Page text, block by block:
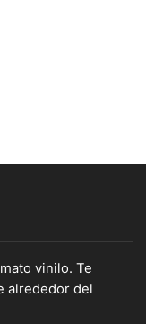
vinilo. Te
alrededor del